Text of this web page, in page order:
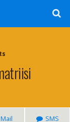
Mail SMS